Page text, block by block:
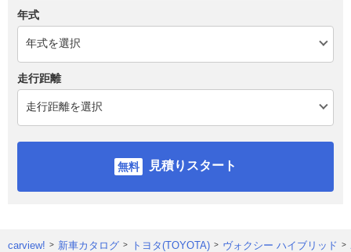
年式
走行距離
見積りスタート
carview! 新車カタログ トヨタ(TOYOTA) ヴォクシー ハイブリッド